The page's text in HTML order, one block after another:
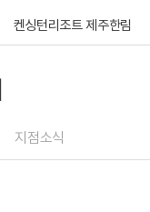
켄싱턴리조트 제주한림
지점소식